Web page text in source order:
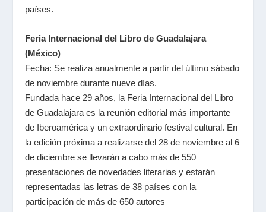
países.
Feria Internacional del Libro de Guadalajara
(México)
Fecha: Se realiza anualmente a partir del último sábado
de noviembre durante nueve días.
Fundada hace 29 años, la Feria Internacional del Libro
de Guadalajara es la reunión editorial más importante
de Iberoamérica y un extraordinario festival cultural. En
la edición próxima a realizarse del 28 de noviembre al 6
de diciembre se llevarán a cabo más de 550
presentaciones de novedades literarias y estarán
representadas las letras de 38 países con la
participación de más de 650 autores